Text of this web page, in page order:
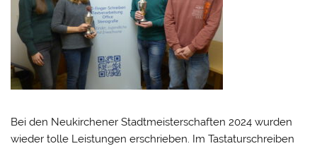
Bei den Neukirchener Stadtmeisterschaften 2024 wurden
wieder tolle Leistungen erschrieben. Im Tastaturschreiben